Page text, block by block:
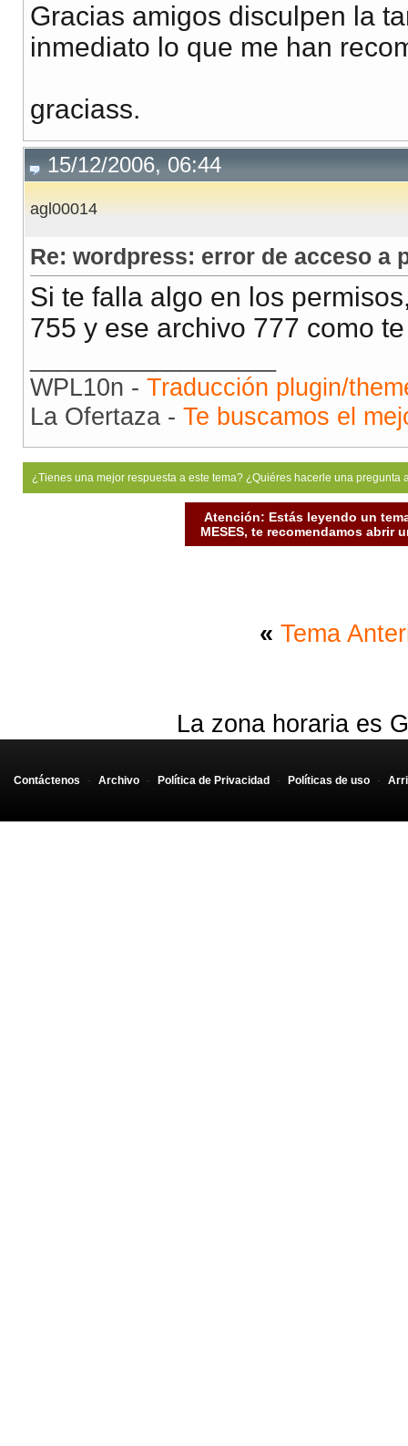
Gracias amigos disculpen la
inmediato lo que me han
graciass.
15/12/2006, 06:44
agl00014
Re: wordpress: error de acceso a
Si te falla algo en los
755 y ese archivo 777 como
WPL10n - Traducción plugin/
La Ofertaza - Te buscamos el
¿Tienes una mejor respuesta a este tema? ¿Quiéres hacerle una
Atención: Estás leyendo un
MESES, te recomendamos abrir
« Tema
La zona horaria es
Contáctenos - Archivo - Política de Privacidad - Políticas de uso -